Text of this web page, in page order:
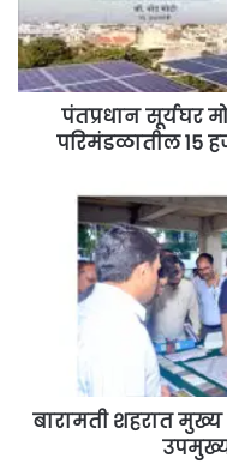
बारामती
परिमंडळातील
15
हजार
पंतप्रधान सूर्यघर
परिमंडळातील 15
पवार
बारामती शहरात